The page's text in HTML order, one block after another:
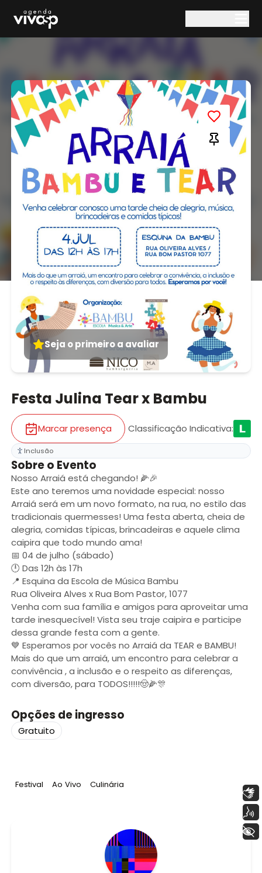
Seja o primeiro a avaliar
Festa Julina Tear x Bambu
Marcar presença Classificação Indicativa:
Inclusão
Sobre o Evento
Nosso Arraiá está chegando! 🌽🎉
Este ano teremos uma novidade especial: nosso
Arraiá será em um novo formato, na rua, no estilo das
tradicionais quermesses! Uma festa aberta, cheia de
alegria, comidas típicas, brincadeiras e aquele clima
caipira que todo mundo ama!
📅 04 de julho (sábado)
🕛 Das 12h às 17h
📍 Esquina da Escola de Música Bambu
Rua Oliveira Alves x Rua Bom Pastor, 1077
Venha com sua família e amigos para aproveitar uma
tarde inesquecível! Vista seu traje caipira e participe
dessa grande festa com a gente.
💙 Esperamos por vocês no Arraiá da TEAR e BAMBU!
Mais do que um arraiá, um encontro para celebrar a
convivência , a inclusão e o respeito as diferenças,
com diversão, para TODOS!!!!!🤠🌽🎊
Opções de ingresso
Gratuito
Tag:
Festival Tag:
Ao Vivo Tag:
Culinária
+ Acessibilidade